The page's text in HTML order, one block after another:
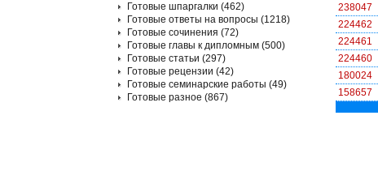
238047
224462
224461
224460
180024
158657
Готовые шпаргалки (462)
Готовые ответы на вопросы (1218)
Готовые сочинения (72)
Готовые главы к дипломным (500)
Готовые статьи (297)
Готовые рецензии (42)
Готовые семинарские работы (49)
Готовые разное (867)